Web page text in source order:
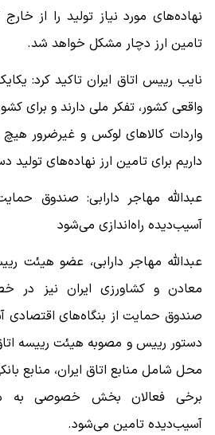
نهاده‌های مورد نیاز تولید را از
تامین ارز دچار مشکل خواهد شد.
نایب رییس اتاق ایران تاکید کرد:
واقعی کشور، تفکر ملی دارند و برای
واردات کالاهای لوکس و غیرضرور هیچ
داریم برای تامین ارز نهاده‌های تولید
عبدالله مهاجر دارابی: صندوق
آسیب‌دیده راه‌اندازی می‌شود
عبدالله مهاجر دارابی، عضو هیئت
معادن و کشاورزی ایران نیز در
صندوق حمایت از بنگاه‌های اقتصادی
دستور رییس و مصوبه هیئت رییسه
محل شامل منابع اتاق ایران، منابع
برخی فعالان بخش خصوصی به
آسیب‌دیده تامین می‌شود.